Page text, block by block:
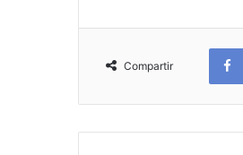
Compartir